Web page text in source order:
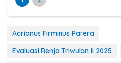
Adrianus Firminus Parera
Evaluasi Renja Triwulan II 2025